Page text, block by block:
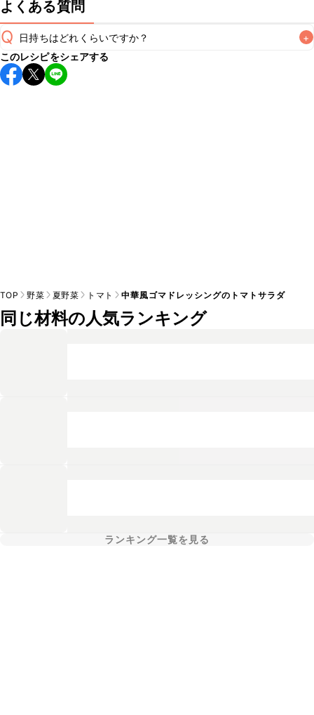
よくある質問
Q 日持ちはどれくらいですか？ +
保存期間は冷蔵で当日中が目安です。なるべくお早めにお召
し上がりください。
このレシピをシェアする
TOP 野菜 夏野菜 トマト 中華風ゴマドレッシングのトマトサラダ
同じ材料の人気ランキング
ランキング一覧を見る